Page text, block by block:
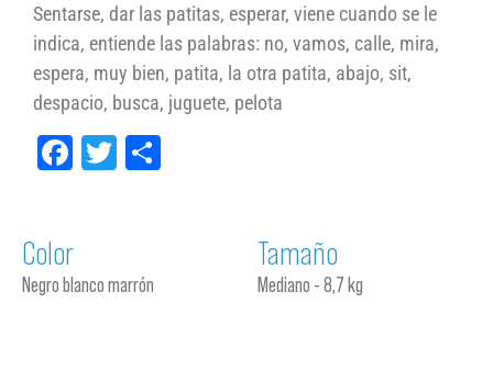
Sentarse, dar las patitas, esperar, viene cuando se le
indica, entiende las palabras: no, vamos, calle, mira,
espera, muy bien, patita, la otra patita, abajo, sit,
despacio, busca, juguete, pelota
Facebook
Twitter
Color
Negro blanco marrón
Tamaño
Mediano - 8,7 kg